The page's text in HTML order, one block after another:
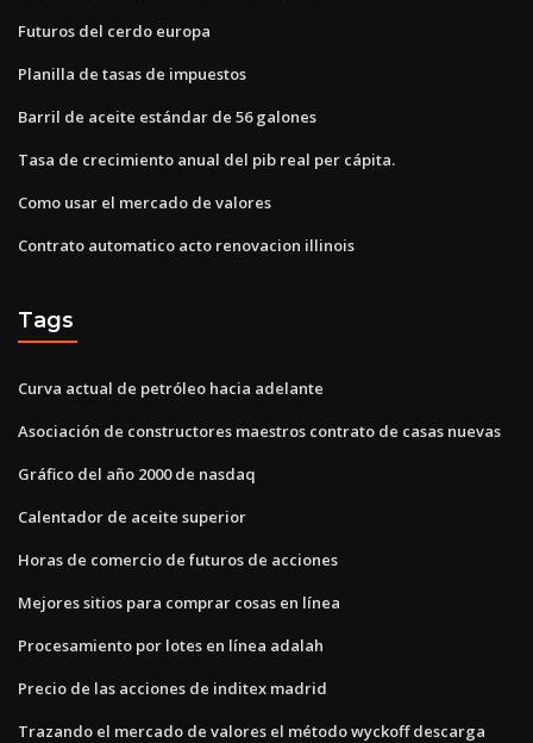
Futuros del cerdo europa
Planilla de tasas de impuestos
Barril de aceite estándar de 56 galones
Tasa de crecimiento anual del pib real per cápita.
Como usar el mercado de valores
Contrato automatico acto renovacion illinois
Tags
Curva actual de petróleo hacia adelante
Asociación de constructores maestros contrato de casas nuevas
Gráfico del año 2000 de nasdaq
Calentador de aceite superior
Horas de comercio de futuros de acciones
Mejores sitios para comprar cosas en línea
Procesamiento por lotes en línea adalah
Precio de las acciones de inditex madrid
Trazando el mercado de valores el método wyckoff descarga